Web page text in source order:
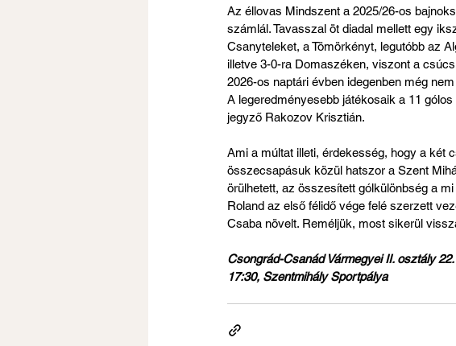
Az éllovas Mindszent a 2025/26-os
számlál. Tavasszal öt diadal mellett egy
Csanyteleket, a Tömörkényt, legutóbb az
illetve 3-0-ra Domaszéken, viszont a
2026-os naptári évben idegenben még
A legeredményesebb játékosaik a 11
jegyző Rakozov Krisztián.
Ami a múltat illeti, érdekesség, hogy a két
összecsapásuk közül hatszor a Szent
örülhetett, az összesített gólkülönbség a
Roland az első félidő vége felé szerzett
Csaba növelt. Reméljük, most sikerül
Csongrád-Csanád Vármegyei II. osztály
17:30, Szentmihály Sportpálya